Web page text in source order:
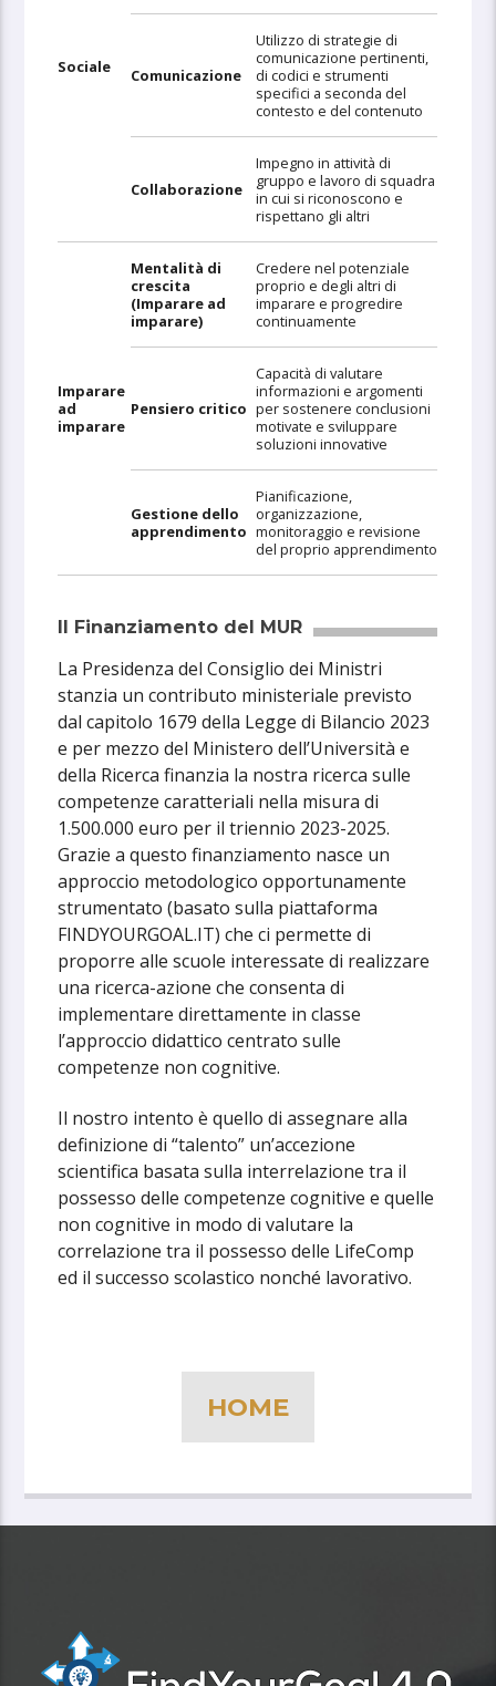
Sociale Comunicazione
Utilizzo di strategie di
comunicazione pertinenti,
di codici e strumenti
specifici a seconda del
contesto e del contenuto
Collaborazione
Impegno in attività di
gruppo e lavoro di squadra
in cui si riconoscono e
rispettano gli altri
Imparare
ad
imparare
Mentalità di
crescita
(Imparare ad
imparare)
Credere nel potenziale
proprio e degli altri di
imparare e progredire
continuamente
Pensiero critico
Capacità di valutare
informazioni e argomenti
per sostenere conclusioni
motivate e sviluppare
soluzioni innovative
Gestione dello
apprendimento
Pianificazione,
organizzazione,
monitoraggio e revisione
del proprio apprendimento
Il Finanziamento del MUR
La Presidenza del Consiglio dei Ministri
stanzia un contributo ministeriale previsto
dal capitolo 1679 della Legge di Bilancio 2023
e per mezzo del Ministero dell’Università e
della Ricerca finanzia la nostra ricerca sulle
competenze caratteriali nella misura di
1.500.000 euro per il triennio 2023-2025.
Grazie a questo finanziamento nasce un
approccio metodologico opportunamente
strumentato (basato sulla piattaforma
FINDYOURGOAL.IT) che ci permette di
proporre alle scuole interessate di realizzare
una ricerca-azione che consenta di
implementare direttamente in classe
l’approccio didattico centrato sulle
competenze non cognitive.
Il nostro intento è quello di assegnare alla
definizione di “talento” un’accezione
scientifica basata sulla interrelazione tra il
possesso delle competenze cognitive e quelle
non cognitive in modo di valutare la
correlazione tra il possesso delle LifeComp
ed il successo scolastico nonché lavorativo.
HOME